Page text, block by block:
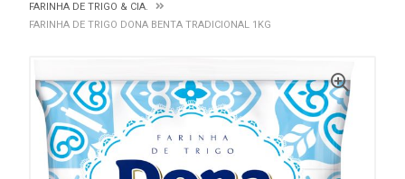
FARINHA DE TRIGO & CIA.
FARINHA DE TRIGO DONA BENTA TRADICIONAL 1KG